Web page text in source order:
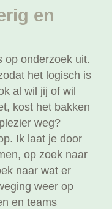
en
op onderzoek uit.
het logisch is
al wil jij of wil
kost het bakken
weg?
Ik laat je door
op zoek naar
naar wat er
weer op
en teams